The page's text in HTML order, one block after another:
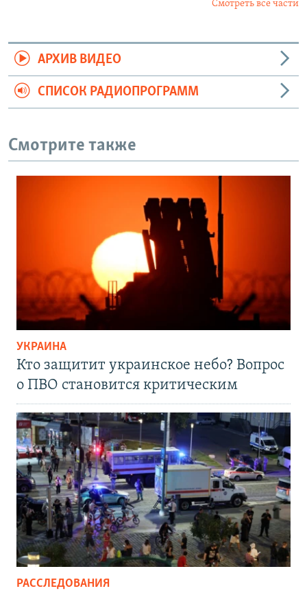
Смотреть все части
АРХИВ ВИДЕО
СПИСОК РАДИОПРОГРАММ
Смотрите также
УКРАИНА
Кто защитит украинское небо? Вопрос
о ПВО становится критическим
РАССЛЕДОВАНИЯ